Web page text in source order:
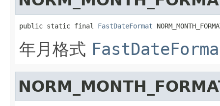
public static final FastDateFormat
年月格式